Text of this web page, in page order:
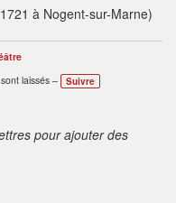
à Nogent-sur-Marne)
laissés –
Suivre
pour ajouter des